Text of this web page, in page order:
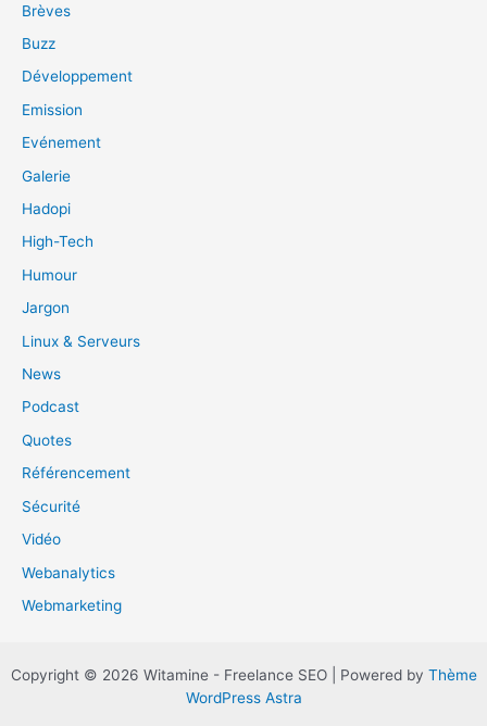
Brèves
Buzz
Développement
Emission
Evénement
Galerie
Hadopi
High-Tech
Humour
Jargon
Linux & Serveurs
News
Podcast
Quotes
Référencement
Sécurité
Vidéo
Webanalytics
Webmarketing
Copyright © 2026 Witamine - Freelance SEO | Powered by Thème
WordPress Astra